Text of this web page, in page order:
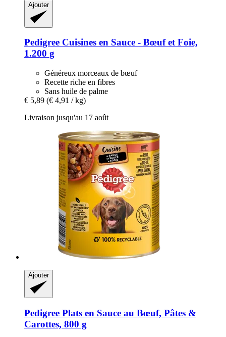
Ajouter
Pedigree Cuisines en Sauce -​ Bœuf et Foie,
1.200 g
Généreux morceaux de bœuf
Recette riche en fibres
Sans huile de palme
€ 5,89 (€ 4,91 / kg)
Livraison jusqu'au 17 août
Ajouter
Pedigree Plats en Sauce au Bœuf, Pâtes &
Carottes, 800 g